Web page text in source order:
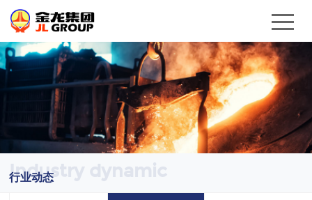
Industry dynamic
行业动态